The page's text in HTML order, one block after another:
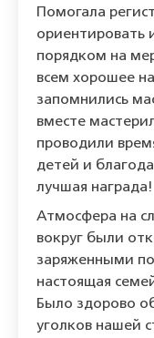
Помогала
ориентировать
порядком на
всем хорошее
запомнились
вместе
проводили
детей и
лучшая награда!
Атмосфера на
вокруг были
заряженными
настоящая
Было здорово
уголков нашей